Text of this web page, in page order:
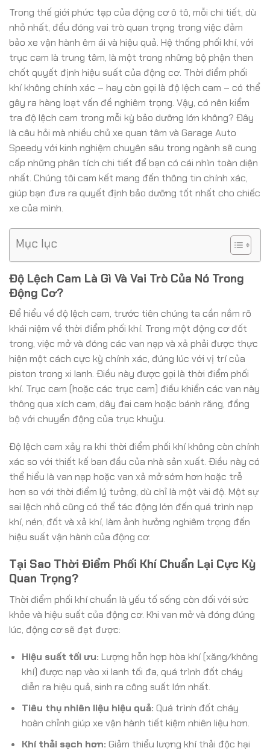
Trong thế giới phức tạp của động cơ ô tô, mỗi chi tiết, dù
nhỏ nhất, đều đóng vai trò quan trọng trong việc đảm
bảo xe vận hành êm ái và hiệu quả. Hệ thống phối khí, với
trục cam là trung tâm, là một trong những bộ phận then
chốt quyết định hiệu suất của động cơ. Thời điểm phối
khí không chính xác – hay còn gọi là độ lệch cam – có thể
gây ra hàng loạt vấn đề nghiêm trọng. Vậy, có nên kiểm
tra độ lệch cam trong mỗi kỳ bảo dưỡng lớn không? Đây
là câu hỏi mà nhiều chủ xe quan tâm và Garage Auto
Speedy với kinh nghiệm chuyên sâu trong ngành sẽ cung
cấp những phân tích chi tiết để bạn có cái nhìn toàn diện
nhất. Chúng tôi cam kết mang đến thông tin chính xác,
giúp bạn đưa ra quyết định bảo dưỡng tốt nhất cho chiếc
xe của mình.
Mục lục
Độ Lệch Cam Là Gì Và Vai Trò Của Nó Trong
Động Cơ?
Để hiểu về độ lệch cam, trước tiên chúng ta cần nắm rõ
khái niệm về thời điểm phối khí. Trong một động cơ đốt
trong, việc mở và đóng các van nạp và xả phải được thực
hiện một cách cực kỳ chính xác, đúng lúc với vị trí của
piston trong xi lanh. Điều này được gọi là thời điểm phối
khí. Trục cam (hoặc các trục cam) điều khiển các van này
thông qua xích cam, dây đai cam hoặc bánh răng, đồng
bộ với chuyển động của trục khuỷu.
Độ lệch cam xảy ra khi thời điểm phối khí không còn chính
xác so với thiết kế ban đầu của nhà sản xuất. Điều này có
thể hiểu là van nạp hoặc van xả mở sớm hơn hoặc trễ
hơn so với thời điểm lý tưởng, dù chỉ là một vài độ. Một sự
sai lệch nhỏ cũng có thể tác động lớn đến quá trình nạp
khí, nén, đốt và xả khí, làm ảnh hưởng nghiêm trọng đến
hiệu suất vận hành của động cơ.
Tại Sao Thời Điểm Phối Khí Chuẩn Lại Cực Kỳ
Quan Trọng?
Thời điểm phối khí chuẩn là yếu tố sống còn đối với sức
khỏe và hiệu suất của động cơ. Khi van mở và đóng đúng
lúc, động cơ sẽ đạt được:
Hiệu suất tối ưu: Lượng hỗn hợp hòa khí (xăng/không
khí) được nạp vào xi lanh tối đa, quá trình đốt cháy
diễn ra hiệu quả, sinh ra công suất lớn nhất.
Tiêu thụ nhiên liệu hiệu quả: Quá trình đốt cháy
hoàn chỉnh giúp xe vận hành tiết kiệm nhiên liệu hơn.
Khí thải sạch hơn: Giảm thiểu lượng khí thải độc hại